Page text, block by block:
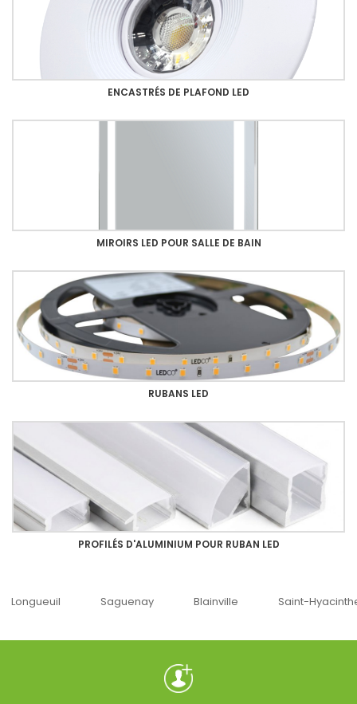
ENCASTRÉS DE PLAFOND LED
MIROIRS LED POUR SALLE DE BAIN
RUBANS LED
PROFILÉS D'ALUMINIUM POUR RUBAN LED
Blainville Saint-Hyacinthe Ottawa